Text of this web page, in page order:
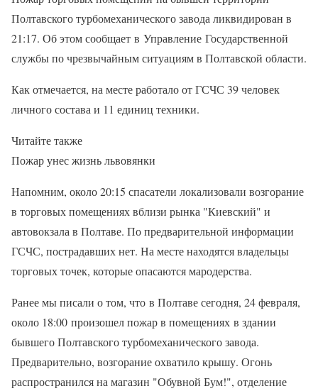
Полтавского турбомеханического завода ликвидирован в
21:17. Об этом сообщает в Управление Государственной
службы по чрезвычайным ситуациям в Полтавской области.
Как отмечается, на месте работало от ГСЧС 39 человек
личного состава и 11 единиц техники.
Читайте также
Пожар унес жизнь львовянки
Напомним, около 20:15 спасатели локализовали возгорание
в торговых помещениях вблизи рынка "Киевский" и
автовокзала в Полтаве. По предварительной информации
ГСЧС, пострадавших нет. На месте находятся владельцы
торговых точек, которые опасаются мародерства.
Ранее мы писали о том, что в Полтаве сегодня, 24 февраля,
около 18:00 произошел пожар в помещениях в здании
бывшего Полтавского турбомеханического завода.
Предварительно, возгорание охватило крышу. Огонь
распространился на магазин "Обувной Бум!", отделение